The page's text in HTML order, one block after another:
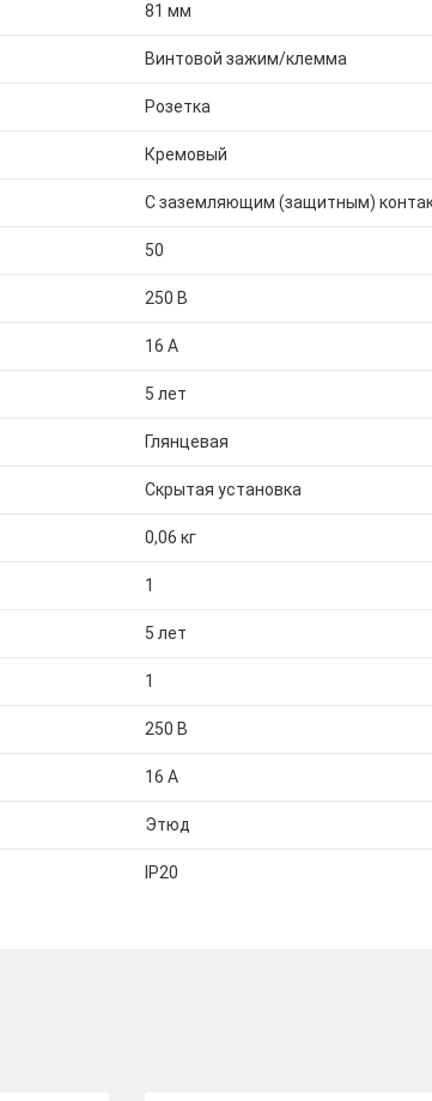
81 мм
Винтовой зажим/клемма
Розетка
Кремовый
С заземляющим (защитным)
50
250 В
16 А
5 лет
Глянцевая
Скрытая установка
0,06 кг
1
5 лет
1
250 В
16 А
Этюд
IP20